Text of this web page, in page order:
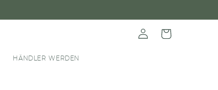
HÄNDLER WERDEN
EinloggenWarenkorb